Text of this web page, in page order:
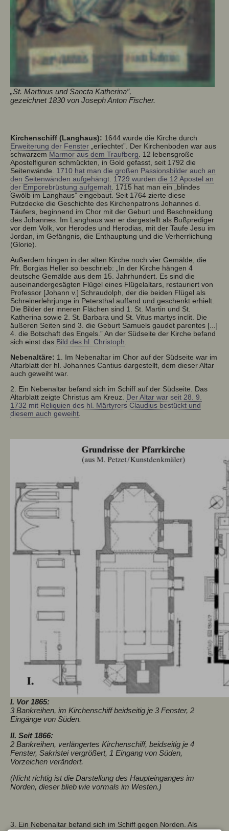
„St. Martinus und Sancta Katherina”,
gezeichnet 1830 von Joseph Anton Fischer.
Kirchenschiff (Langhaus): 1644 wurde die Kirche durch
Erweiterung der Fenster „erliechtet”. Der Kirchenboden war aus
schwarzem Marmor aus dem Traufberg . 12 lebensgroße
Apostelfiguren schmückten, in Gold gefasst, seit 1792 die
Seitenwände. 1710 hat man die großen Passionsbilder auch an
den Seitenwänden aufgehängt 1729 wurden die 12 Apostel an
der Emporebrüstung aufgemalt . 1715 hat man ein „blindes
Gwölb im Langhaus” eingebaut. Seit 1764 zierte diese
Putzdecke die Geschichte des Kirchenpatrons Johannes d.
Täufers, beginnend im Chor mit der Geburt und Beschneidung
des Johannes. Im Langhaus war er dargestellt als Bußprediger
vor dem Volk, vor Herodes und Herodias, mit der Taufe Jesu im
Jordan, im Gefängnis, die Enthauptung und die Verherrlichung
(Glorie).
Außerdem hingen in der alten Kirche noch vier Gemälde, die
Pfr. Borgias Heller so beschrieb: „In der Kirche hängen 4
deutsche Gemälde aus dem 15. Jahrhundert. Es sind die
auseinandergesägten Flügel eines Flügelaltars, restauriert von
Professor [Johann v.] Schraudolph, der die beiden Flügel als
Schreinerlehrjunge in Petersthal auffand und geschenkt erhielt.
Die Bilder der inneren Flächen sind 1. St. Martin und St.
Katherina sowie 2. St. Barbara und St. Vitus martys inclit. Die
äußeren Seiten sind 3. die Geburt Samuels gaudet parentes [...]
4. die Botschaft des Engels.” An der Südseite der Kirche befand
sich einst das Bild des hl. Christoph
Nebenaltäre: 1. Im Nebenaltar im Chor auf der Südseite war im
Altarblatt der hl. Johannes Cantius dargestellt, dem dieser Altar
auch geweiht war.
2. Ein Nebenaltar befand sich im Schiff auf der Südseite. Das
Altarblatt zeigte Christus am Kreuz. Der Altar war seit 28. 9.
1732 mit Reliquien des hl. Märtyrers Claudius bestückt und
diesem auch geweiht
I. Vor 1865:
3 Bankreihen, im Kirchenschiff beidseitig je 3 Fenster, 2
Eingänge von Süden.
II. Seit 1866:
2 Bankreihen, verlängertes Kirchenschiff, beidseitig je 4
Fenster, Sakristei vergrößert, 1 Eingang von Süden,
Vorzeichen verändert.
(Nicht richtig ist die Darstellung des Haupteinganges im
Norden, dieser blieb wie vormals im Westen.)
3. Ein Nebenaltar befand sich im Schiff gegen Norden. Als